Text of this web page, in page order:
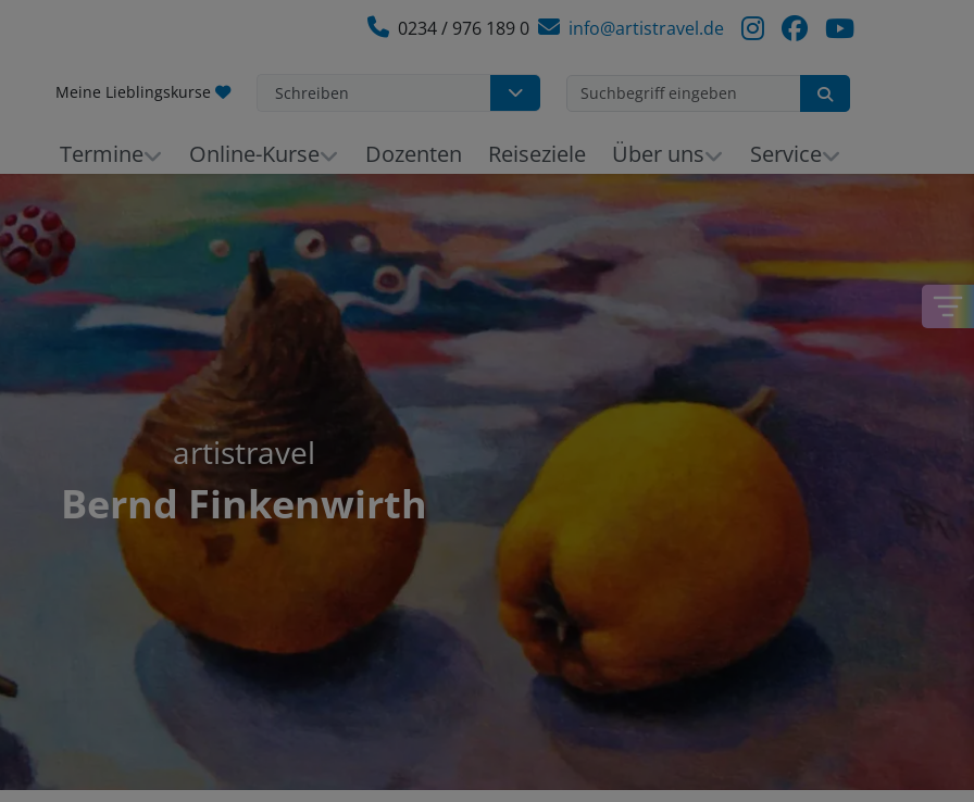
0234 / 976 189 0 info@artistravel.de
Meine Lieblingskurse Schreiben
Termine Online-Kurse Dozenten Reiseziele Über uns Service
artistravel
Bernd Finkenwirth